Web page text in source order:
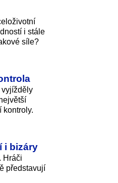
i stále
síle?
vyjížděly
kontroly.
i bizáry
Hráči
představují